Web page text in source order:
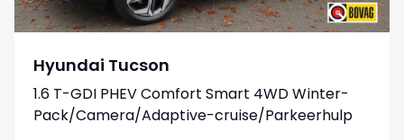
Hyundai Tucson
1.6 T-GDI PHEV Comfort Smart 4WD Winter-
Pack/Camera/Adaptive-cruise/Parkeerhulp